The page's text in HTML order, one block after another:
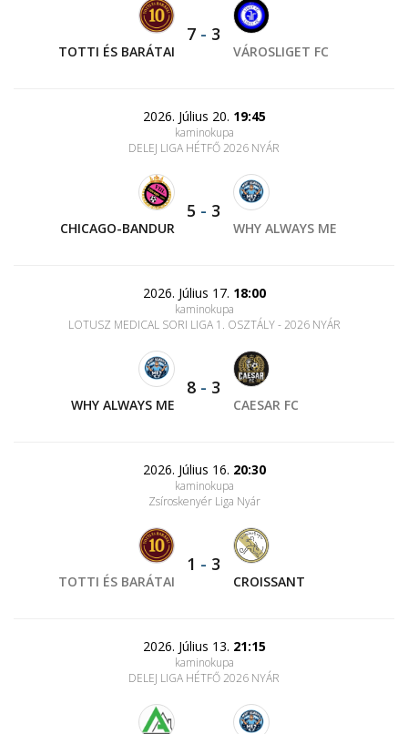
TOTTI ÉS BARÁTAI
7 - 3
VÁROSLIGET FC
2026. Július 20. 19:45
kaminokupa
DELEJ LIGA HÉTFŐ 2026 NYÁR
CHICAGO-BANDUR
5 - 3
WHY ALWAYS ME
2026. Július 17. 18:00
kaminokupa
LOTUSZ MEDICAL SORI LIGA 1. OSZTÁLY - 2026 NYÁR
WHY ALWAYS ME
8 - 3
CAESAR FC
2026. Július 16. 20:30
kaminokupa
Zsíroskenyér Liga Nyár
TOTTI ÉS BARÁTAI
1 - 3
CROISSANT
2026. Július 13. 21:15
kaminokupa
DELEJ LIGA HÉTFŐ 2026 NYÁR